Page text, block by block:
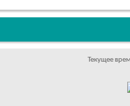
Текущее